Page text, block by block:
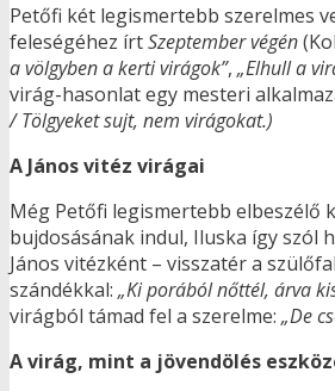
Petőfi két legismertebb szerelmes
feleségéhez írtSzeptember végén
a völgyben a kerti virágok”, „Elhull a
virág-hasonlat egy mesteri
/ Tölgyeket sujt, nem virágokat.)
A János vitéz virágai
Még Petőfi legismertebb elbeszélő
bujdosásának indul, Iluska így szól
János vitézként – visszatér a
szándékkal: „Ki porából nőttél, árva
virágból támad fel a szerelme: „De
A virág, mint a jövendölés